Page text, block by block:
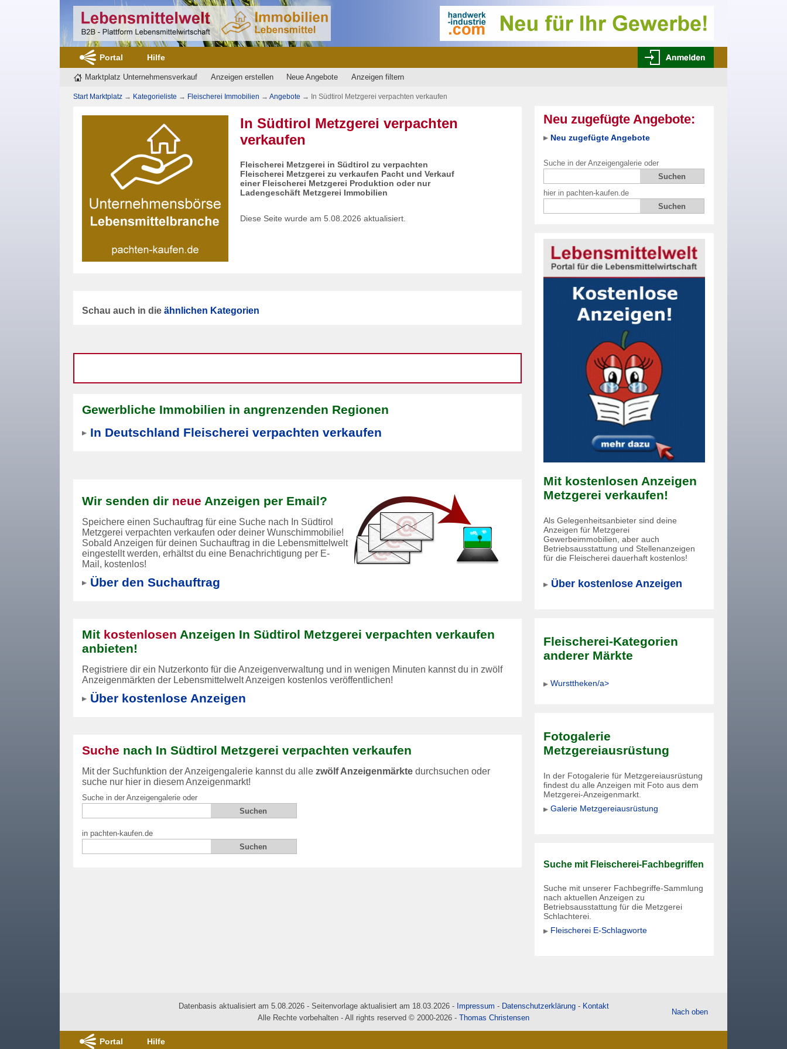
Portal Hilfe
Marktplatz Unternehmensverkauf Anzeigen erstellen Neue Angebote Anzeigen filtern
Neu zugefügte Angebote:
Neu zugefügte Angebote
Suche in der Anzeigengalerie oder
hier in pachten-kaufen.de
Mit kostenlosen Anzeigen
Metzgerei verkaufen!
Als Gelegenheitsanbieter sind deine
Anzeigen für Metzgerei
Gewerbeimmobilien, aber auch
Betriebsausstattung und Stellenanzeigen
für die Fleischerei dauerhaft kostenlos!
Über kostenlose Anzeigen
Fleischerei-Kategorien
anderer Märkte
Wursttheken/a>
Fotogalerie
Metzgereiausrüstung
In der Fotogalerie für Metzgereiausrüstung
findest du alle Anzeigen mit Foto aus dem
Metzgerei-Anzeigenmarkt.
Galerie Metzgereiausrüstung
Suche mit Fleischerei-Fachbegriffen
Suche mit unserer Fachbegriffe-Sammlung
nach aktuellen Anzeigen zu
Betriebsausstattung für die Metzgerei
Schlachterei.
Fleischerei E-Schlagworte
Start Marktplatz → Kategorieliste → Fleischerei Immobilien → Angebote → In Südtirol Metzgerei verpachten verkaufen
In Südtirol Metzgerei verpachten
verkaufen
Fleischerei Metzgerei in Südtirol zu verpachten
Fleischerei Metzgerei zu verkaufen Pacht und Verkauf
einer Fleischerei Metzgerei Produktion oder nur
Ladengeschäft Metzgerei Immobilien
Diese Seite wurde am 5.08.2026 aktualisiert.
Schau auch in die ähnlichen Kategorien
Gewerbliche Immobilien in angrenzenden Regionen
In Deutschland Fleischerei verpachten verkaufen
Wir senden dir neue Anzeigen per Email?
Speichere einen Suchauftrag für eine Suche nach In Südtirol
Metzgerei verpachten verkaufen oder deiner Wunschimmobilie!
Sobald Anzeigen für deinen Suchauftrag in die Lebensmittelwelt
eingestellt werden, erhältst du eine Benachrichtigung per E-
Mail, kostenlos!
Über den Suchauftrag
Mit kostenlosen Anzeigen In Südtirol Metzgerei verpachten verkaufen
anbieten!
Registriere dir ein Nutzerkonto für die Anzeigenverwaltung und in wenigen Minuten kannst du in zwölf
Anzeigenmärkten der Lebensmittelwelt Anzeigen kostenlos veröffentlichen!
Über kostenlose Anzeigen
Suche nach In Südtirol Metzgerei verpachten verkaufen
Mit der Suchfunktion der Anzeigengalerie kannst du alle zwölf Anzeigenmärktedurchsuchen oder
suche nur hier in diesem Anzeigenmarkt!
Suche in der Anzeigengalerie oder
in pachten-kaufen.de
Datenbasis aktualisiert am 5.08.2026 - Seitenvorlage aktualisiert am 18.03.2026 - Impressum - Datenschutzerklärung- Kontakt
Alle Rechte vorbehalten - All rights reserved © 2000-2026 - Thomas Christensen
Nach oben
Portal Hilfe